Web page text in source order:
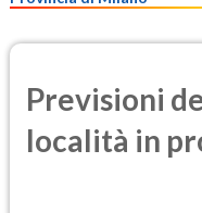
Previsioni
località in